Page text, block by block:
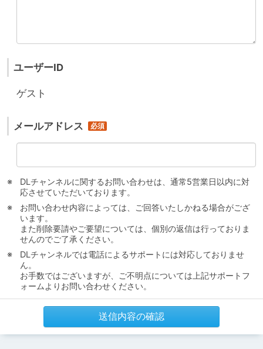
ユーザーID
ゲスト
メールアドレス
DLチャンネルに関するお問い合わせは、通常5営業日以内に対
応させていただいております。
お問い合わせ内容によっては、ご回答いたしかねる場合がござ
います。
また削除要請やご要望については、個別の返信は行っておりま
せんのでご了承ください。
DLチャンネルでは電話によるサポートには対応しておりませ
ん。
お手数ではございますが、ご不明点については上記サポートフ
ォームよりお問い合わせください。
送信内容の確認